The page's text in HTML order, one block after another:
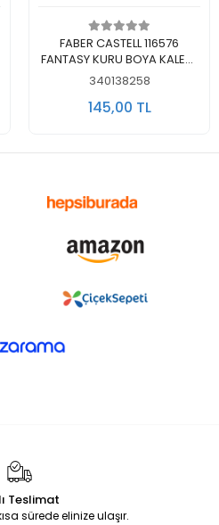
Sepete Ekle
FABER CASTELL 116576
FANTASY KURU BOYA KALEMİ
MULTICOLOUR ARA RENKLER
340138258
145,00 TL
Teslimat
sürede elinize ulaşır.